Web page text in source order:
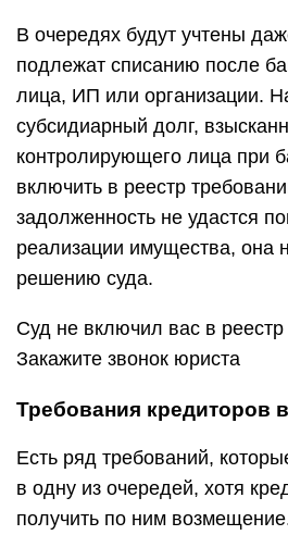
В очередях будут учтены
подлежат списанию после
лица, ИП или организации.
субсидиарный долг,
контролирующего лица при
включить в реестр
задолженность не удастся
реализации имущества, она
решению суда.
Суд не включил вас в реестр
Закажите звонок юриста
Требования кредиторов
Есть ряд требований,
в одну из очередей, хотя
получить по ним